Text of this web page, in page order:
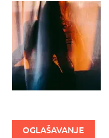
OGLAŠAVANJE